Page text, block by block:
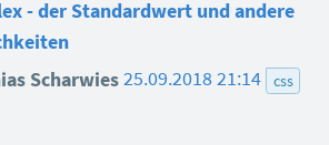
- der Standardwert und andere
Scharwies25.09.2018 21:14
css